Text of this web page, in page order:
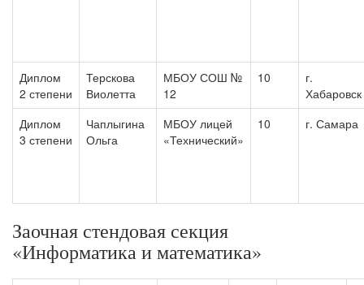
Диплом
2 степени
Терскова
Виолетта
МБОУ СОШ №
12
10
г.
Хабаровск
Диплом
3 степени
Чаплыгина
Ольга
МБОУ лицей
«Технический»
10 г. Самара
Заочная стендовая секция
«Информатика и математика»